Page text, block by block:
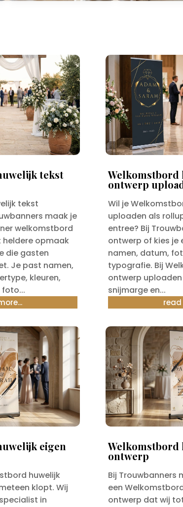
tekst
tekst
maak je
welkomstbord
opmaak
die gasten
Je past namen,
kleuren,
foto...
Welkomstbord
ontwerp
Wil je
uploaden als
entree? Bij
ontwerp of kies
namen, datum,
typografie. Bij
ontwerp
snijmarge en...
read
eigen
huwelijk
klopt. Wij
in
Welkomstbord
ontwerp
Bij Trouwbanners
een
ontwerp dat wij